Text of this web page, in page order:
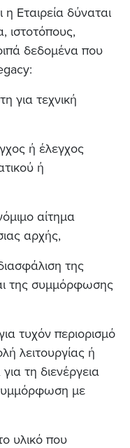
Εταιρεία δύναται
ιστοτόπους,
δεδομένα που
για τεχνική
ή έλεγχος
ή
αίτημα
αρχής,
της
της συμμόρφωσης
τυχόν περιορισμό
λειτουργίας ή
τη διενέργεια
με
υλικό που